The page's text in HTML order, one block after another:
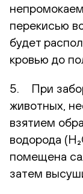
перекисью
будет
кровью до
5. При
животных,
взятием
водорода
помещена
затем